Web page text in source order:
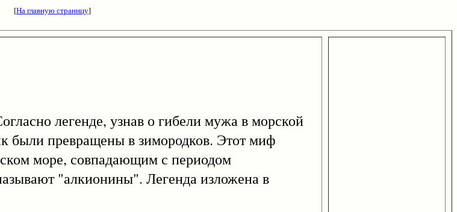
[На главную страницу]
легенде, узнав о гибели мужа в морской
были превращены в зимородков. Этот миф
море, совпадающим с периодом
"алкионины". Легенда изложена в